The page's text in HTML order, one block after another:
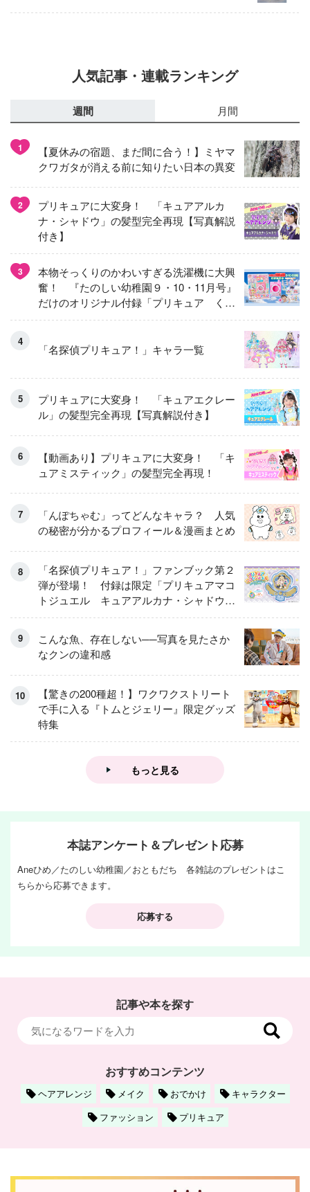
人気記事・連載ランキング
週間 月間
1
【夏休みの宿題、まだ間に合う！】ミヤマ
クワガタが消える前に知りたい日本の異変
2
プリキュアに大変身！ 「キュアアルカ
ナ・シャドウ」の髪型完全再現【写真解説
付き】
3
本物そっくりのかわいすぎる洗濯機に大興
奮！ 『たのしい幼稚園９・10・11月号』
だけのオリジナル付録「プリキュア くる
くるせんたくき」
「名探偵プリキュア！」キャラ一覧
プリキュアに大変身！ 「キュアエクレー
ル」の髪型完全再現【写真解説付き】
【動画あり】プリキュアに大変身！ 「キ
ュアミスティック」の髪型完全再現！
「んぽちゃむ」ってどんなキャラ？ 人気
の秘密が分かるプロフィール＆漫画まとめ
「名探偵プリキュア！」ファンブック第２
弾が登場！ 付録は限定「プリキュアマコ
トジュエル キュアアルカナ・シャドウ
アイスver.」 キュアエクレールを大特
こんな魚、存在しない──写真を見たさか
なクンの違和感
【驚きの200種超！】ワクワクストリート
で手に入る『トムとジェリー』限定グッズ
特集
もっと見る
本誌アンケート＆プレゼント応募
Aneひめ／たのしい幼稚園／おともだち 各雑誌のプレゼントはこ
ちらから応募できます。
応募する
記事や本を探す
おすすめコンテンツ
ヘアアレンジ メイク おでかけ
キャラクター
ファッション
プリキュア